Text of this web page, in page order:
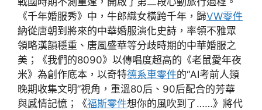
《千年婚服秀》中，牛郎織女橫跨千年，歸VW零件
納從唐朝到將來的中華婚服演化史詩，率領不雅眾
領略漢韻穩重、唐風盛華等分歧時期的中華婚服之
美；《我們的8090》以傳唱度超高的《老鼠愛年夜
米》為創作底本，以奇特德系車零件的“AI考前人類
晚期收集文明”視角，重溫80后、90后配合的芳華
與感情記憶；《福斯零件想你的風吹到了……》將代